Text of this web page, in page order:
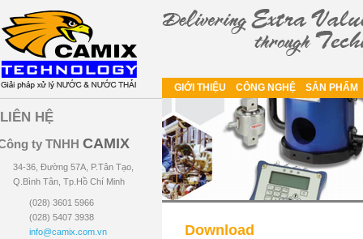
GIỚI THIỆU CÔNG NGHỆ SẢN PHẨM
LIÊN HỆ
ty TNHH CAMIX
34-36, Đường 57A, P.Tân Tạo,
Q.Bình Tân, Tp.Hồ Chí Minh
(028) 3601 5966
(028) 5407 3938
info@camix.com.vn
Download